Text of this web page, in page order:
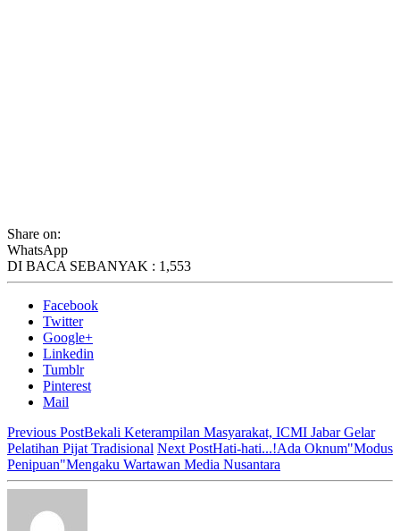
Share on:
WhatsApp
DI BACA SEBANYAK : 1,553
Facebook
Twitter
Google+
Linkedin
Tumblr
Pinterest
Mail
Previous PostBekali Keterampilan Masyarakat, ICMI Jabar Gelar
Pelatihan Pijat Tradisional Next PostHati-hati...!Ada Oknum"Modus
Penipuan"Mengaku Wartawan Media Nusantara